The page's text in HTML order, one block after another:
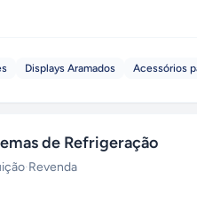
Displays Aramados Acessórios
de Refrigeração
·Revenda